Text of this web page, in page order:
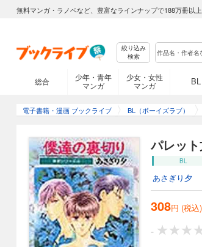
無料マンガ・ラノベなど、豊富なラインナップで188万冊以上
絞り込み
検索
総合
少年・青年
マンガ
少女・女性
マンガ
BL
電子書籍・漫画 ブックライブ BL（ボーイズラブ）
パレッ
BL
あさぎり夕
308円 (税込)
-